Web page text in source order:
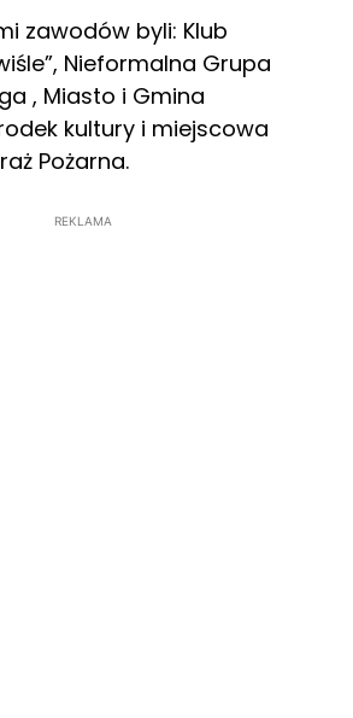
zawodów byli: Klub
Nieformalna Grupa
, Miasto i Gmina
kultury i miejscowa
Pożarna.
REKLAMA